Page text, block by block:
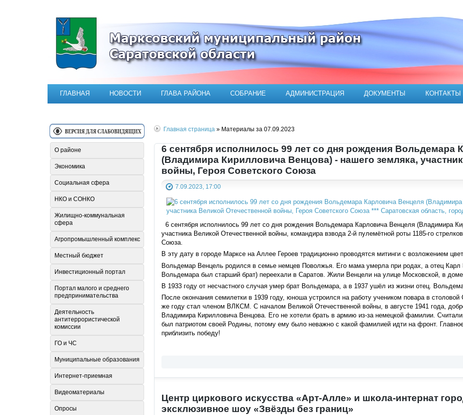
Официальный сайт Марксовского муниципального района
ГЛАВНАЯ НОВОСТИ ГЛАВА РАЙОНА СОБРАНИЕ АДМИНИСТРАЦИЯ ДОКУМЕНТЫ КОНТАКТЫ
Главная страница » Материалы за 07.09.2023
6 сентября исполнилось 99 лет со дня рождения Вольдемара
(Владимира Кирилловича Венцова) - нашего земляка,
войны, Героя Советского Союза
7.09.2023, 17:00
6 сентября исполнилось 99 лет со дня рождения Вольдемара Карловича Венцеля (Владимира
участника Великой Отечественной войны, командира взвода 2-й пулемётной роты 1185-го
Союза.
В эту дату в городе Марксе на Аллее Героев традиционно проводятся митинги с возложением
Вольдемар Венцель родился в семье немцев Поволжья. Его мама умерла при родах, а отец
Вольдемара был старший брат) переехали в Саратов. Жили Венцели на улице Московской, в
В 1933 году от несчастного случая умер брат Вольдемара, а в 1937 ушёл из жизни отец.
После окончания семилетки в 1939 году, юноша устроился на работу учеником повара в столовой
же году стал членом ВЛКСМ. С началом Великой Отечественной войны, в августе 1941 года,
Владимира Кирилловича Венцова. Его не хотели брать в армию из-за немецкой фамилии.
был патриотом своей Родины, потому ему было неважно с какой фамилией идти на фронт.
приблизить победу!
Центр циркового искусства «Арт-Алле» и школа-интернат
эксклюзивное шоу «Звёзды без границ»
О районе
Экономика
Социальная сфера
НКО и СОНКО
Жилищно-коммунальная
сфера
Агропромышленный комплекс
Местный бюджет
Инвестиционный портал
Портал малого и среднего
предпринимательства
Деятельность
антитеррористической
комиссии
ГО и ЧС
Муниципальные образования
Интернет-приемная
Видеоматериалы
Опросы